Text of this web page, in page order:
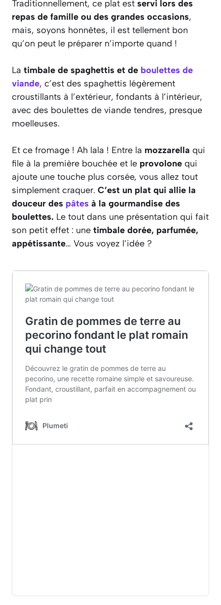
Traditionnellement, ce plat est servi lors des
repas de famille ou des grandes occasions,
mais, soyons honnêtes, il est tellement bon
qu’on peut le préparer n’importe quand !
La timbale de spaghettis et de boulettes de
viande, c’est des spaghettis légèrement
croustillants à l’extérieur, fondants à l’intérieur,
avec des boulettes de viande tendres, presque
moelleuses.
Et ce fromage ! Ah lala ! Entre la mozzarella qui
file à la première bouchée et le provolone qui
ajoute une touche plus corsée, vous allez tout
simplement craquer. C’est un plat qui allie la
douceur des pâtes à la gourmandise des
boulettes. Le tout dans une présentation qui fait
son petit effet : une timbale dorée, parfumée,
appétissante… Vous voyez l’idée ?